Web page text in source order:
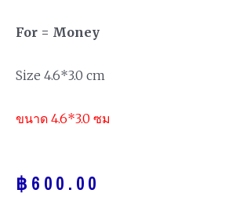
For = Money
Size 4.6*3.0 cm
ขนาด 4.6*3.0 ซม
฿ 600.00